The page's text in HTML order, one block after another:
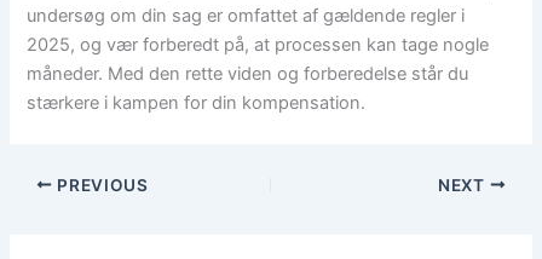
undersøg om din sag er omfattet af gældende regler i
2025, og vær forberedt på, at processen kan tage nogle
måneder. Med den rette viden og forberedelse står du
stærkere i kampen for din kompensation.
PREVIOUS NEXT